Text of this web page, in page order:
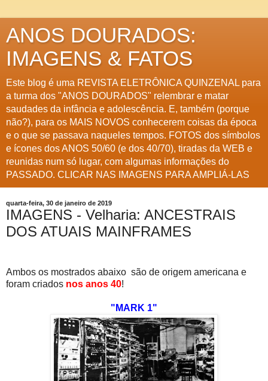
ANOS DOURADOS:
IMAGENS & FATOS
Este blog é uma REVISTA ELETRÔNICA QUINZENAL para
a turma dos "ANOS DOURADOS" relembrar e matar
saudades da infância e adolescência. E, também (porque
não?), para os MAIS NOVOS conhecerem coisas da época
e o que se passava naqueles tempos. FOTOS dos símbolos
e ícones dos ANOS 50/60 (e dos 40/70), tiradas da WEB e
reunidas num só lugar, com algumas informações do
PASSADO. CLICAR NAS IMAGENS PARA AMPLIÁ-LAS
quarta-feira, 30 de janeiro de 2019
IMAGENS - Velharia: ANCESTRAIS
DOS ATUAIS MAINFRAMES
Ambos os mostrados abaixo são de origem americana e
foram criados nos anos 40!
"MARK 1"